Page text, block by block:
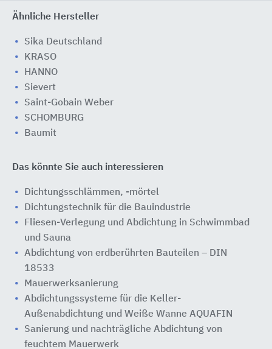
Ähnliche Hersteller
Sika Deutschland
KRASO
HANNO
Sievert
Saint-Gobain Weber
SCHOMBURG
Baumit
Das könnte Sie auch interessieren
Dichtungsschlämmen, -mörtel
Dichtungstechnik für die Bauindustrie
Fliesen-Verlegung und Abdichtung in Schwimmbad
und Sauna
Abdichtung von erdberührten Bauteilen – DIN
18533
Mauerwerksanierung
Abdichtungssysteme für die Keller-
Außenabdichtung und Weiße Wanne AQUAFIN
Sanierung und nachträgliche Abdichtung von
feuchtem Mauerwerk